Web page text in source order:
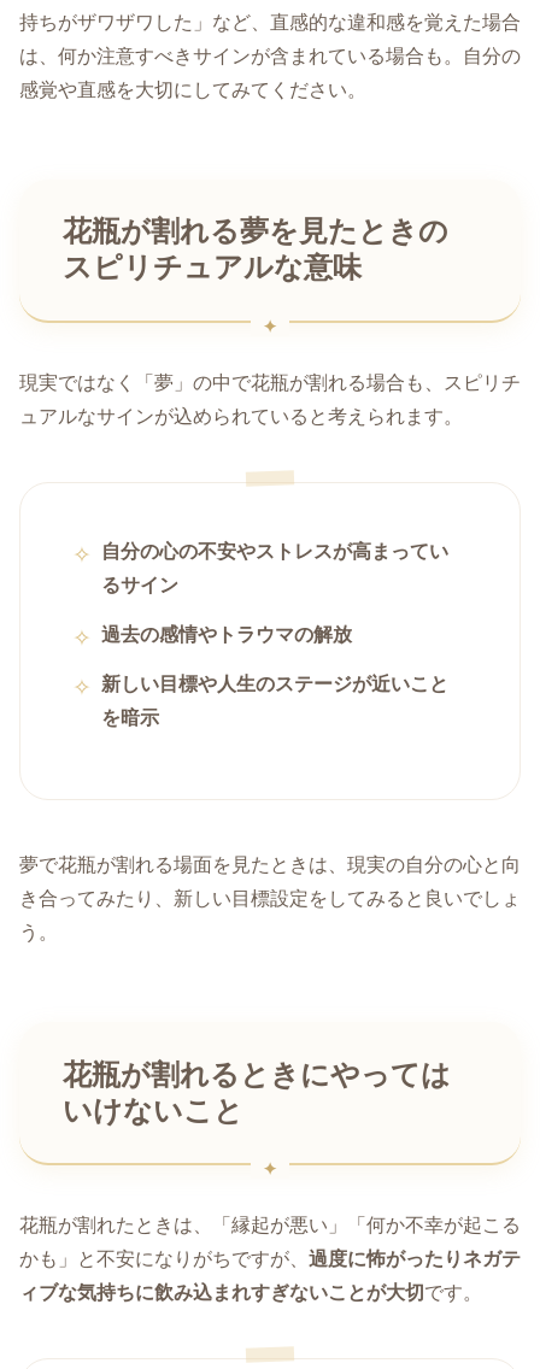
持ちがザワザワした」など、直感的な違和感を覚えた場合
は、何か注意すべきサインが含まれている場合も。自分の
感覚や直感を大切にしてみてください。
花瓶が割れる夢を見たときの
スピリチュアルな意味
現実ではなく「夢」の中で花瓶が割れる場合も、スピリチ
ュアルなサインが込められていると考えられます。
自分の心の不安やストレスが高まってい
るサイン
過去の感情やトラウマの解放
新しい目標や人生のステージが近いこと
を暗示
夢で花瓶が割れる場面を見たときは、現実の自分の心と向
き合ってみたり、新しい目標設定をしてみると良いでしょ
う。
花瓶が割れるときにやっては
いけないこと
花瓶が割れたときは、「縁起が悪い」「何か不幸が起こる
かも」と不安になりがちですが、 過度に怖がったりネガテ
ィブな気持ちに飲み込まれすぎないことが大切 です。